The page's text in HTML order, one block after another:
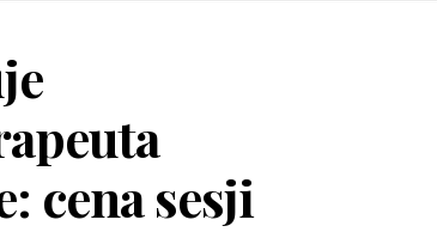
cena sesji